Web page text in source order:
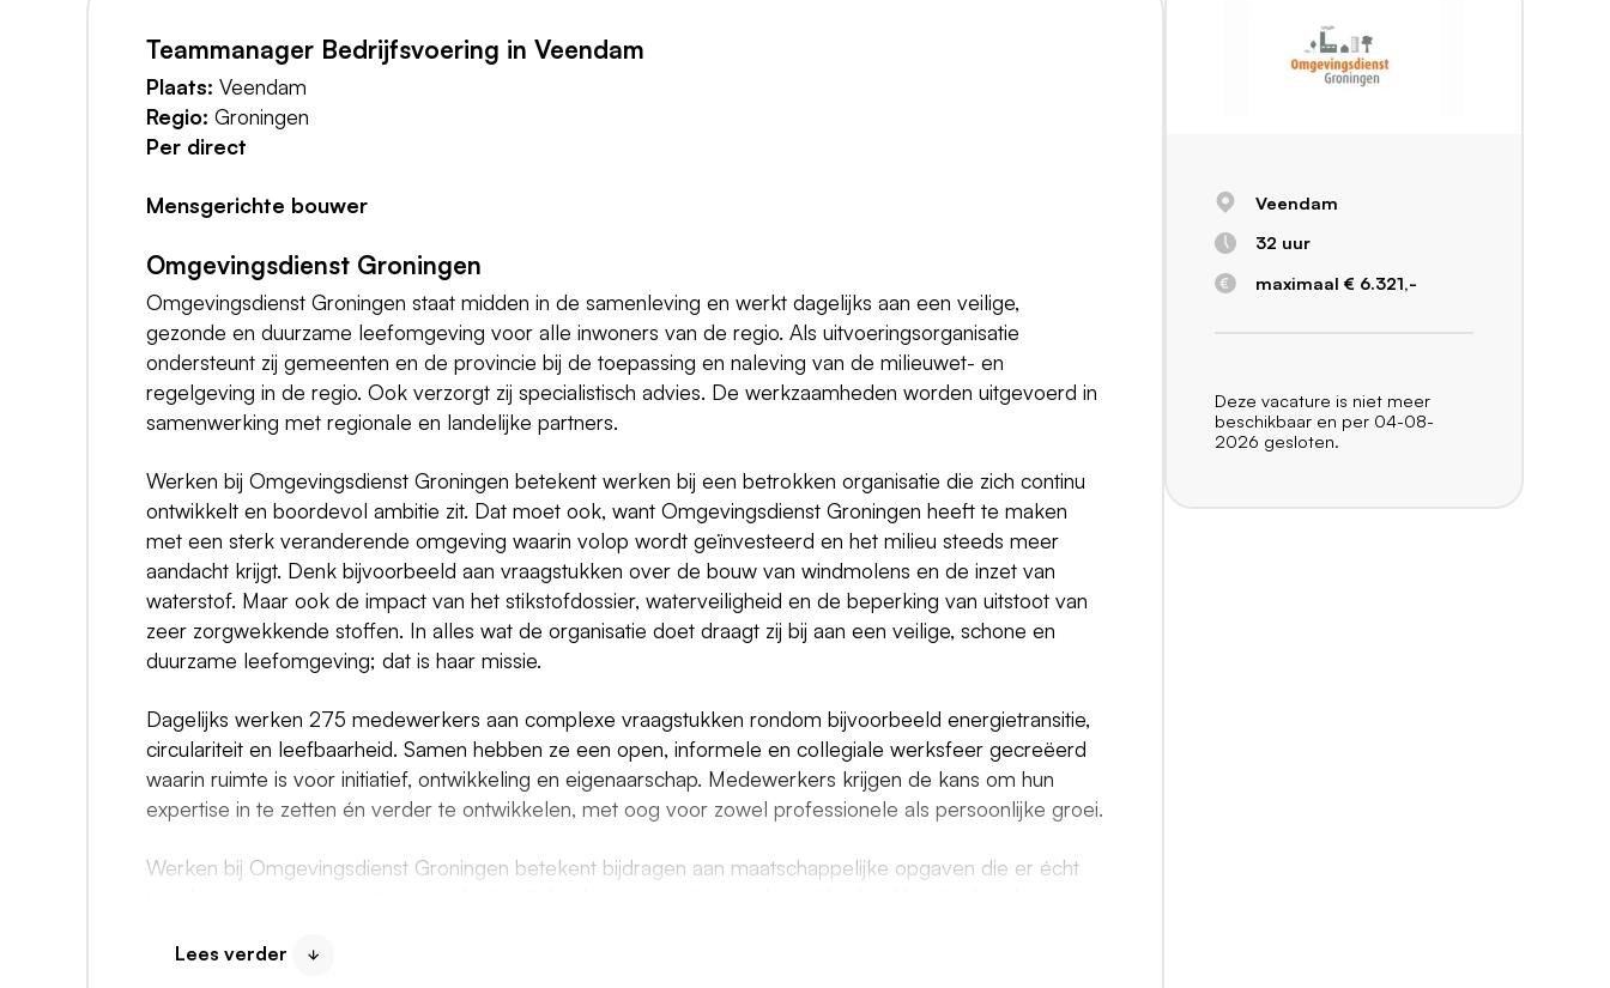
Teammanager Bedrijfsvoering in Veendam
Plaats: Veendam
Regio: Groningen
Per direct
Mensgerichte bouwer
Omgevingsdienst Groningen
Omgevingsdienst Groningen staat midden in de samenleving en werkt dagelijks aan een veilige,
gezonde en duurzame leefomgeving voor alle inwoners van de regio. Als uitvoeringsorganisatie
ondersteunt zij gemeenten en de provincie bij de toepassing en naleving van de milieuwet- en
regelgeving in de regio. Ook verzorgt zij specialistisch advies. De werkzaamheden worden uitgevoerd in
samenwerking met regionale en landelijke partners.
Werken bij Omgevingsdienst Groningen betekent werken bij een betrokken organisatie die zich continu
ontwikkelt en boordevol ambitie zit. Dat moet ook, want Omgevingsdienst Groningen heeft te maken
met een sterk veranderende omgeving waarin volop wordt geïnvesteerd en het milieu steeds meer
aandacht krijgt. Denk bijvoorbeeld aan vraagstukken over de bouw van windmolens en de inzet van
waterstof. Maar ook de impact van het stikstofdossier, waterveiligheid en de beperking van uitstoot van
zeer zorgwekkende stoffen. In alles wat de organisatie doet draagt zij bij aan een veilige, schone en
duurzame leefomgeving; dat is haar missie.
Dagelijks werken 275 medewerkers aan complexe vraagstukken rondom bijvoorbeeld energietransitie,
circulariteit en leefbaarheid. Samen hebben ze een open, informele en collegiale werksfeer gecreëerd
waarin ruimte is voor initiatief, ontwikkeling en eigenaarschap. Medewerkers krijgen de kans om hun
expertise in te zetten én verder te ontwikkelen, met oog voor zowel professionele als persoonlijke groei.
Werken bij Omgevingsdienst Groningen betekent bijdragen aan maatschappelijke opgaven die er écht
Lees verder
Veendam
32 uur
maximaal € 6.321,-
Deze vacature is niet meer
beschikbaar en per 04-08-
2026 gesloten.